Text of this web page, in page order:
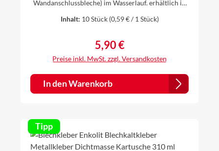
Wandanschlussbleche) im Wasserlauf. erhältlich in
starkTitanzink 0,7 mm starkAluminium farbig 0,8
8014), ziegelrot (RAL 8004), oxidrot (RAL 3009)
Inhalt: 10 Stück (0,59 € / 1 Stück)
Regulärer Preis:
5,90 €
Preise inkl. MwSt. zzgl. Versandkosten
In den Warenkorb
Tipp